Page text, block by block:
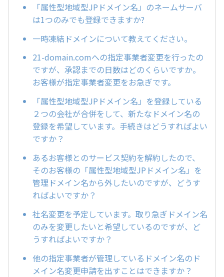
「属性型地域型JPドメイン名」のネームサーバ
は1つのみでも登録できますか?
一時凍結ドメインについて教えてください。
21-domain.comへの指定事業者変更を行ったの
ですが、承認までの日数はどのくらいですか。
お客様が指定事業者変更をお急ぎです。
「属性型地域型JPドメイン名」を登録している
２つの会社が合併をして、新たなドメイン名の
登録を希望しています。手続きはどうすればよい
ですか？
あるお客様とのサービス契約を解約したので、
そのお客様の「属性型地域型JPドメイン名」を
管理ドメイン名から外したいのですが、どうす
ればよいですか？
社名変更を予定しています。取り急ぎドメイン名
のみを変更したいと希望しているのですが、ど
うすればよいですか？
他の指定事業者が管理しているドメイン名のド
メイン名変更申請を出すことはできますか？